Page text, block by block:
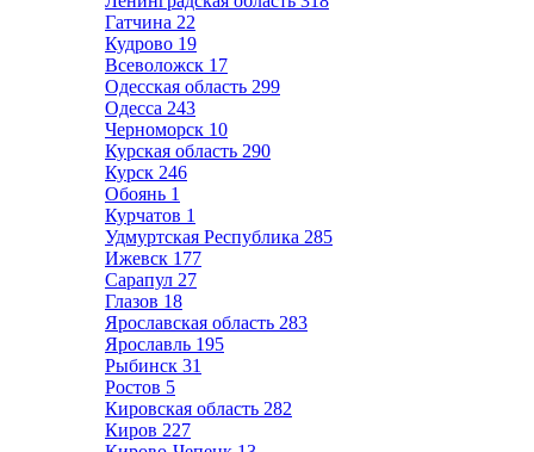
Гатчина 22
Кудрово 19
Всеволожск 17
Одесская область 299
Одесса 243
Черноморск 10
Курская область 290
Курск 246
Обоянь 1
Курчатов 1
Удмуртская Республика 285
Ижевск 177
Сарапул 27
Глазов 18
Ярославская область 283
Ярославль 195
Рыбинск 31
Ростов 5
Кировская область 282
Киров 227